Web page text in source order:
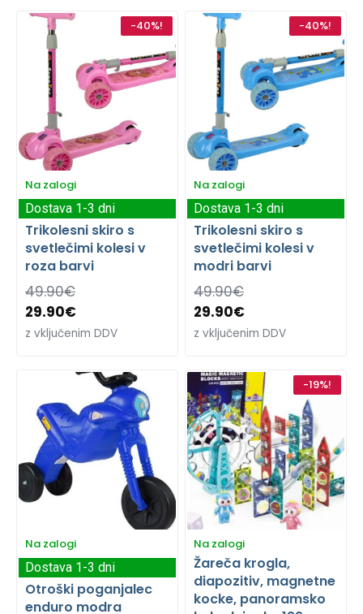
-40%!
Na zalogi
Trikolesni skiro s
svetlečimi kolesi v
roza barvi
49.90€
29.90€
z vključenim DDV
Dostava 1-3 dni
-40%!
Na zalogi
Trikolesni skiro s
svetlečimi kolesi v
modri barvi
49.90€
29.90€
z vključenim DDV
Dostava 1-3 dni
Na zalogi
Otroški poganjalec
enduro modra
Dostava 1-3 dni
-19%!
Na zalogi
Žareča krogla,
diapozitiv, magnetne
kocke, panoramsko